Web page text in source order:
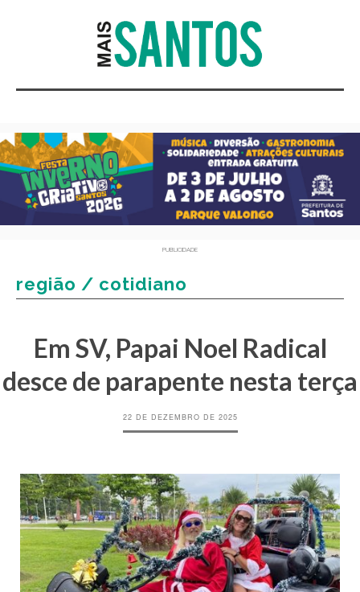
PUBLICIDADE
região / cotidiano
Em SV, Papai Noel Radical
desce de parapente nesta terça
22 DE DEZEMBRO DE 2025